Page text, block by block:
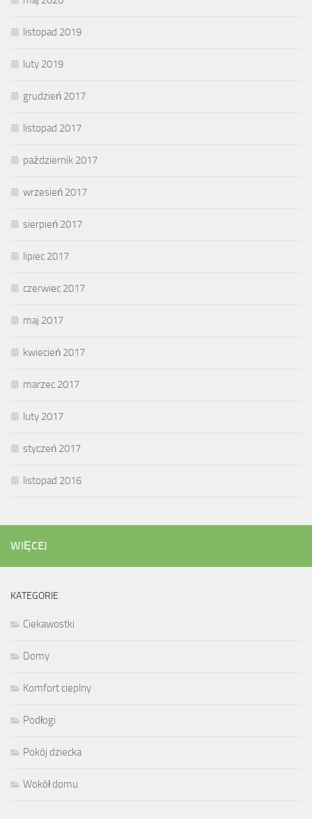
listopad 2019
luty 2019
grudzień 2017
listopad 2017
październik 2017
wrzesień 2017
sierpień 2017
lipiec 2017
czerwiec 2017
maj 2017
kwiecień 2017
marzec 2017
luty 2017
styczeń 2017
listopad 2016
WIĘCEJ
KATEGORIE
Ciekawostki
Domy
Komfort cieplny
Podłogi
Pokój dziecka
Wokół domu